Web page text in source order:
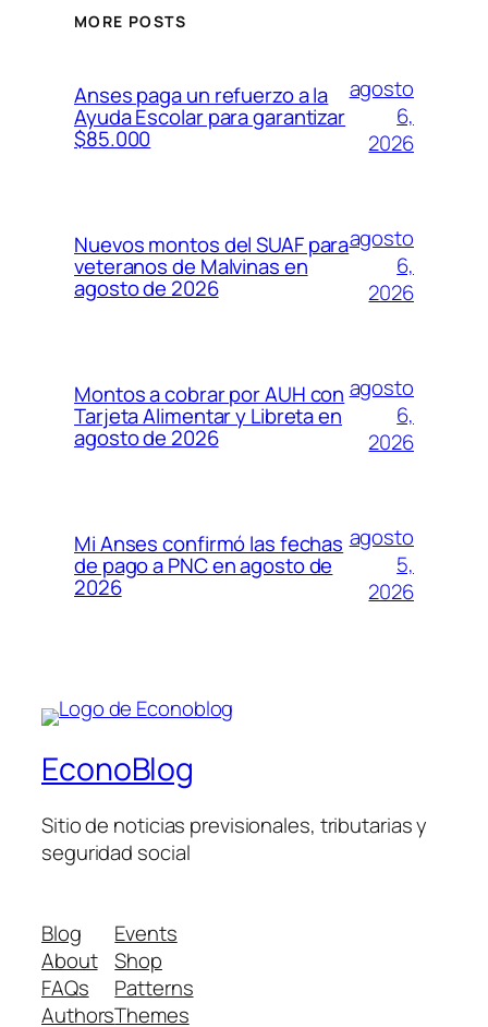
MORE POSTS
Anses paga un refuerzo a la
Ayuda Escolar para garantizar
$85.000
agosto
6,
2026
Nuevos montos del SUAF para
veteranos de Malvinas en
agosto de 2026
agosto
6,
2026
Montos a cobrar por AUH con
Tarjeta Alimentar y Libreta en
agosto de 2026
agosto
6,
2026
Mi Anses confirmó las fechas
de pago a PNC en agosto de
2026
agosto
5,
2026
EconoBlog
Sitio de noticias previsionales, tributarias y
seguridad social
Blog
About
FAQs
Authors
Events
Shop
Patterns
Themes